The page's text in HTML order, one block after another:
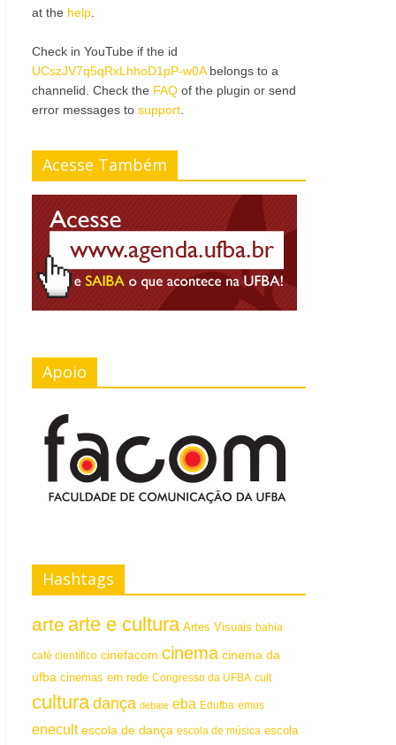
at the help
Check in YouTube if the id
UCszJV7q5qRxLhhoD1pP-w0Abelongs to a
channelid. Check the FAQ of the plugin or send
error messages to support
Acesse Também
Apoio
Hashtags
arte arte e cultura Artes Visuais bahia
café científico cinefacom cinema cinema da
ufba cinemas em rede Congresso da UFBA cult
cultura dança debate eba Edufba emus
enecult escola de dança escola de música escola